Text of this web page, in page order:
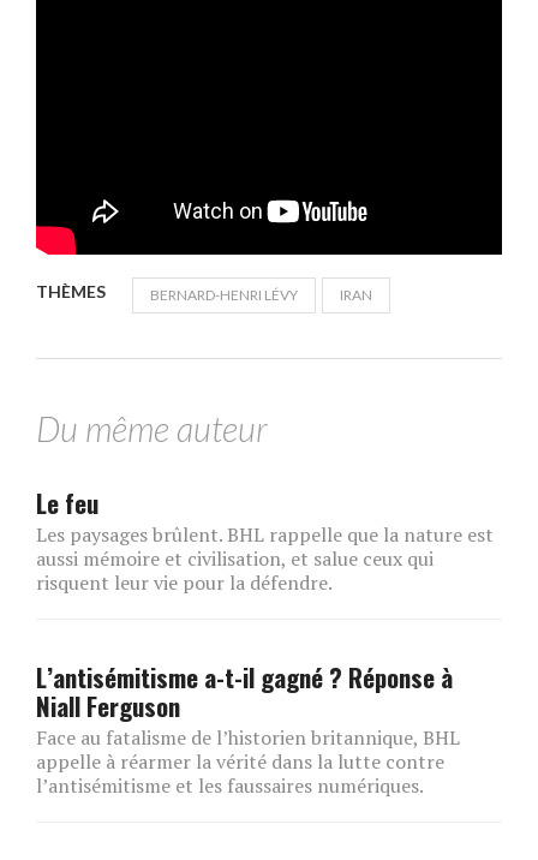
THÈMES BERNARD-HENRI LÉVY IRAN
Du même auteur
Le feu
Les paysages brûlent. BHL rappelle que la nature est
aussi mémoire et civilisation, et salue ceux qui
risquent leur vie pour la défendre.
L’antisémitisme a-t-il gagné ? Réponse à
Niall Ferguson
Face au fatalisme de l’historien britannique, BHL
appelle à réarmer la vérité dans la lutte contre
l’antisémitisme et les faussaires numériques.